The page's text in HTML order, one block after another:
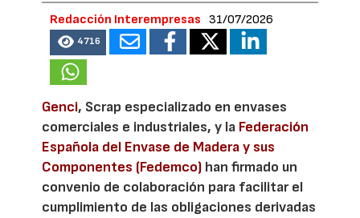
Redacción Interempresas 31/07/2026
4716
Genci, Scrap especializado en envases
comerciales e industriales, y la Federación
Española del Envase de Madera y sus
Componentes (Fedemco) han firmado un
convenio de colaboración para facilitar el
cumplimiento de las obligaciones derivadas